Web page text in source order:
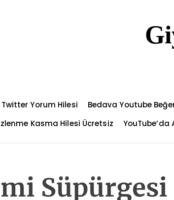
Yorum Hilesi Bedava Youtube
Kasma Hilesi Ücretsiz
YouTube’da